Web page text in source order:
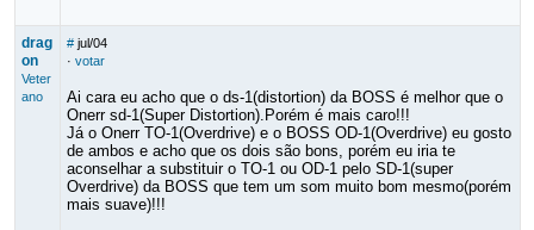
drag
on
Veter
ano
# jul/04
· votar
Ai cara eu acho que o ds-1(distortion) da BOSS é melhor que o
Onerr sd-1(Super Distortion).Porém é mais caro!!!
Já o Onerr TO-1(Overdrive) e o BOSS OD-1(Overdrive) eu gosto
de ambos e acho que os dois são bons, porém eu iria te
aconselhar a substituir o TO-1 ou OD-1 pelo SD-1(super
Overdrive) da BOSS que tem um som muito bom mesmo(porém
mais suave)!!!